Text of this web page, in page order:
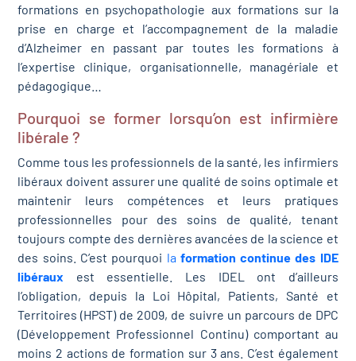
formations en psychopathologie aux formations sur la
prise en charge et l’accompagnement de la maladie
d’Alzheimer en passant par toutes les formations à
l’expertise clinique, organisationnelle, managériale et
pédagogique…
Pourquoi se former lorsqu’on est infirmière
libérale ?
Comme tous les professionnels de la santé, les infirmiers
libéraux doivent assurer une qualité de soins optimale et
maintenir leurs compétences et leurs pratiques
professionnelles pour des soins de qualité, tenant
toujours compte des dernières avancées de la science et
des soins. C’est pourquoi la formation continue des IDE
libéraux est essentielle. Les IDEL ont d’ailleurs
l’obligation, depuis la Loi Hôpital, Patients, Santé et
Territoires (HPST) de 2009, de suivre un parcours de DPC
(Développement Professionnel Continu) comportant au
moins 2 actions de formation sur 3 ans. C’est également